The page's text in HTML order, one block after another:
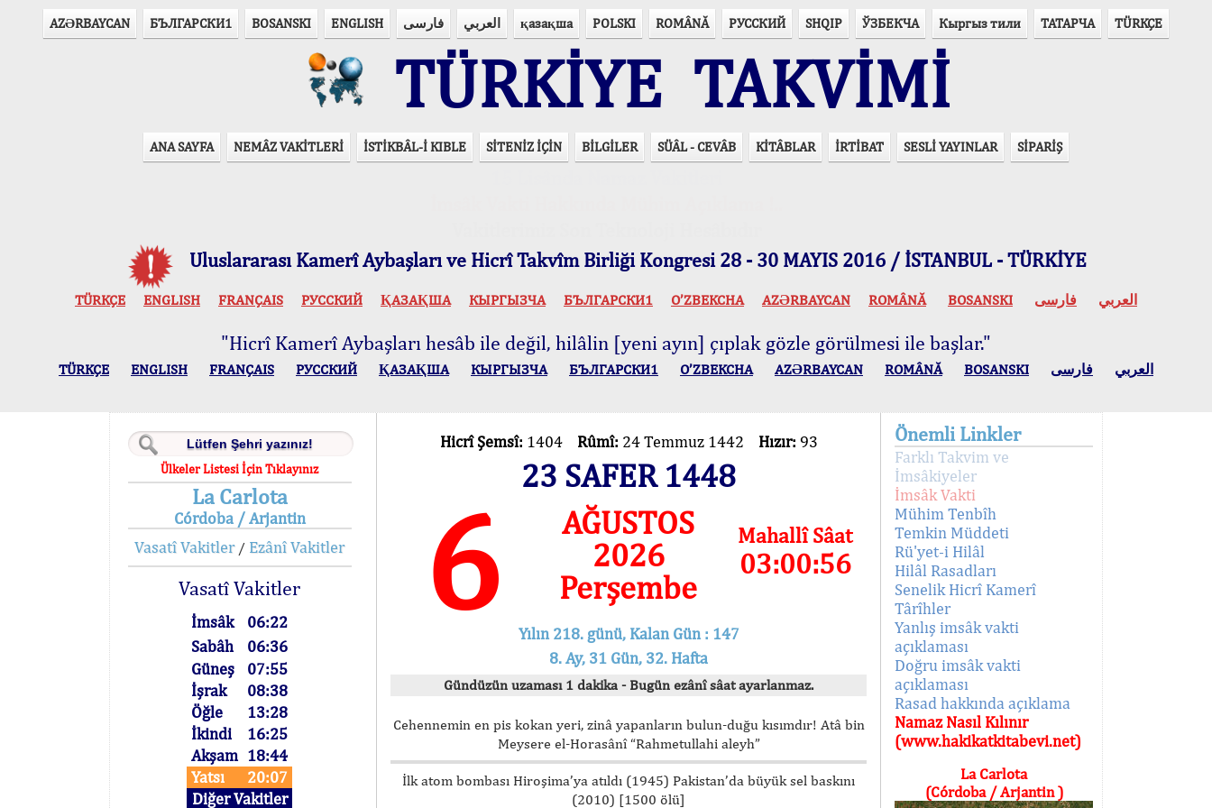
AZӘRBAYCAN БЪЛГАРСКИ1 BOSANSKI ENGLISH فارسی العربي қазақша POLSKI ROMÂNĂ РУССКИЙ SHQIP ЎЗБЕКЧА Кыргыз тили ТАТАРЧА TÜRKÇE
TÜRKİYE TAKVİMİ
ANA SAYFA NEMÂZ VAKİTLERİ İSTİKBÂL-İ KIBLE SİTENİZ İÇİN BİLGİLER SÜÂL - CEVÂB KİTÂBLAR İRTİBAT SESLİ YAYINLAR SİPARİŞ
Uluslararası Kamerî Aybaşları ve Hicrî Takvîm Birliği Kongresi 28 - 30 MAYIS 2016 / İSTANBUL - TÜRKİYE
TÜRKÇE ENGLISH FRANÇAIS РУССКИЙ ҚАЗАҚША КЫPГЫЗЧA БЪЛГАРСКИ1 O’ZBEKCHA AZӘRBAYCAN ROMÂNĂ BOSANSKI العربي فارسی
"Hicrî Kamerî Aybaşları hesâb ile değil, hilâlin [yeni ayın] çıplak gözle görülmesi ile başlar."
TÜRKÇE ENGLISH FRANÇAIS РУССКИЙ ҚАЗАҚША КЫPГЫЗЧA БЪЛГАРСКИ1 O’ZBEKCHA AZӘRBAYCAN ROMÂNĂ BOSANSKI العربي فارسی
Ülkeler Listesi İçin Tıklayınız
La Carlota
Córdoba / Arjantin
Vasatî Vakitler/ Ezânî Vakitler
Vasatî Vakitler
İmsâk
06:22
Sabâh
06:36
Güneş
07:55
İşrak
08:38
Öğle
13:28
İkindi
16:25
Akşam 18:44
Yatsı
20:07
Diğer Vakitler
Hicrî Şemsî: 1404 Rûmî: 24 Temmuz 1442 Hızır: 93
23 SAFER 1448
6
AĞUSTOS
2026
Perşembe
Mahallî Sâat
03:00:56
Yılın 218. günü, Kalan Gün : 147
8. Ay, 31 Gün, 32. Hafta
Gündüzün uzaması 1 dakika - Bugün ezânî sâat ayarlanmaz.
Cehennemin en pis kokan yeri, zinâ yapanların bulun-duğu kısımdır! Atâ bin
Meysere el-Horasânî “Rahmetullahi aleyh”
İlk atom bombası Hiroşima’ya atıldı (1945) Pakistan’da büyük sel baskını
(2010) [1500 ölü]
Önemli Linkler
Farklı Takvim ve
İmsâkiyeler
İmsâk Vakti
Mühim Tenbîh
Temkin Müddeti
Rü'yet-i Hilâl
Hilâl Rasadları
Senelik Hicrî Kamerî
Târîhler
Yanlış imsâk vakti
açıklaması
Doğru imsâk vakti
açıklaması
Rasad hakkında açıklama
Namaz Nasıl Kılınır
(www.hakikatkitabevi.net)
La Carlota
(Córdoba / Arjantin )